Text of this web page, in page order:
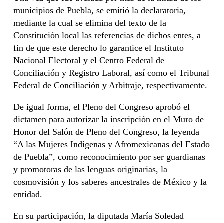
municipios de Puebla, se emitió la declaratoria,
mediante la cual se elimina del texto de la
Constitución local las referencias de dichos entes, a
fin de que este derecho lo garantice el Instituto
Nacional Electoral y el Centro Federal de
Conciliación y Registro Laboral, así como el Tribunal
Federal de Conciliación y Arbitraje, respectivamente.
De igual forma, el Pleno del Congreso aprobó el
dictamen para autorizar la inscripción en el Muro de
Honor del Salón de Pleno del Congreso, la leyenda
“A las Mujeres Indígenas y Afromexicanas del Estado
de Puebla”, como reconocimiento por ser guardianas
y promotoras de las lenguas originarias, la
cosmovisión y los saberes ancestrales de México y la
entidad.
En su participación, la diputada María Soledad